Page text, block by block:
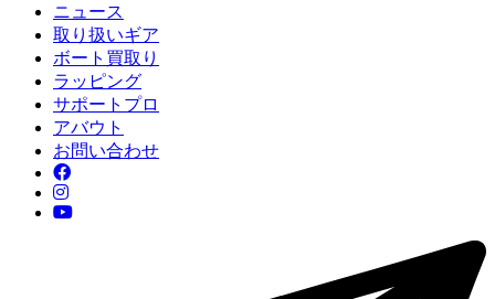
ニュース
取り扱いギア
ボート買取り
ラッピング
サポートプロ
アバウト
お問い合わせ